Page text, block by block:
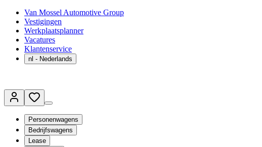
Van Mossel Automotive Group
Vestigingen
Werkplaatsplanner
Vacatures
Klantenservice
nl - Nederlands
Personenwagens
Bedrijfswagens
Lease